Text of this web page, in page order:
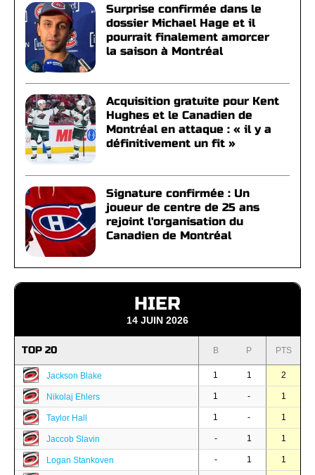
Surprise confirmée dans le
dossier Michael Hage et il
pourrait finalement amorcer
la saison à Montréal
Acquisition gratuite pour Kent
Hughes et le Canadien de
Montréal en attaque : « il y a
définitivement un fit »
Signature confirmée : Un
joueur de centre de 25 ans
rejoint l'organisation du
Canadien de Montréal
HIER
14 JUIN 2026
TOP 20 B P PTS
Jackson Blake 1 1 2
Nikolaj Ehlers 1 - 1
Taylor Hall 1 - 1
Jaccob Slavin - 1 1
Logan Stankoven - 1 1